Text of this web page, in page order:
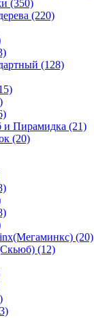
(350)
(220)
(128)
и Пирамидка (21)
(20)
(20)
(12)